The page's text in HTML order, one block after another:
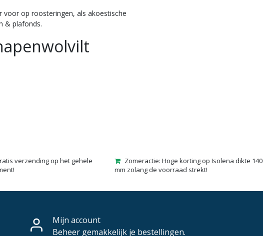
voor op roosteringen, als akoestische
& plafonds.
verzending op het gehele
Zomeractie: Hoge korting op Isolena dikte 140
mm zolang de voorraad strekt!
Mijn account
Beheer gemakkelijk je bestellingen.